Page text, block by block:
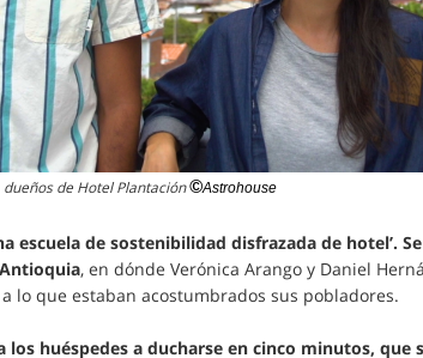
de Hotel Plantación©Astrohouse
escuela de sostenibilidad disfrazada de hotel’.
, en dónde Verónica Arango y Daniel
lo que estaban acostumbrados sus pobladores.
los huéspedes a ducharse en cinco minutos,